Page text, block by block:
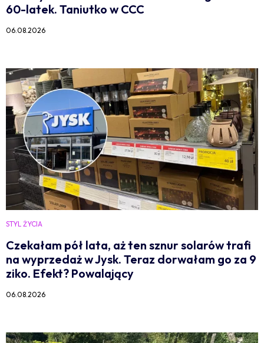
60-latek. Taniutko w CCC
06.08.2026
STYL ŻYCIA
Czekałam pół lata, aż ten sznur solarów trafi
na wyprzedaż w Jysk. Teraz dorwałam go za 9
ziko. Efekt? Powalający
06.08.2026